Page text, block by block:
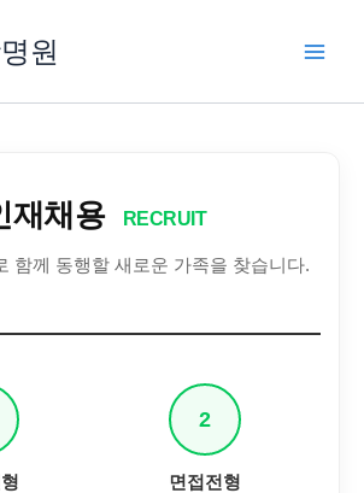
원
재채용 RECRUIT
함께 동행할 새로운 가족을 찾습니다.
2
면접전형